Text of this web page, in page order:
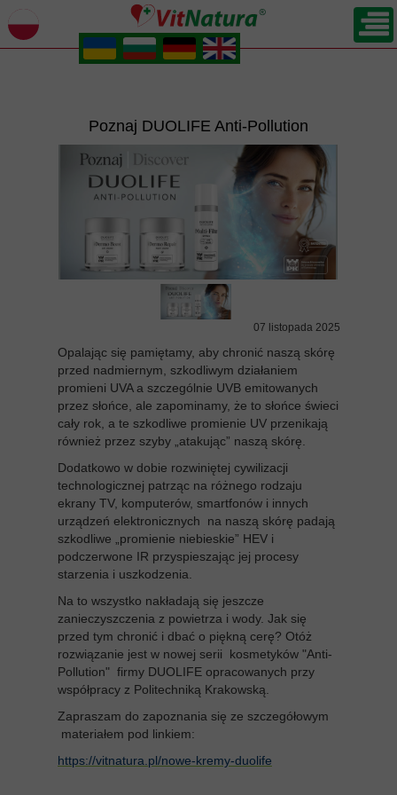
.
.
.
Poznaj DUOLIFE Anti-Pollution
07 listopada 2025
Opalając się pamiętamy, aby chronić naszą skórę
przed nadmiernym, szkodliwym działaniem
promieni UVA a szczególnie UVB emitowanych
przez słońce, ale zapominamy, że to słońce świeci
cały rok, a te szkodliwe promienie UV przenikają
również przez szyby „atakując” naszą skórę.
Dodatkowo w dobie rozwiniętej cywilizacji
technologicznej patrząc na różnego rodzaju
ekrany TV, komputerów, smartfonów i innych
urządzeń elektronicznych na naszą skórę padają
szkodliwe „promienie niebieskie” HEV i
podczerwone IR przyspieszając jej procesy
starzenia i uszkodzenia.
Na to wszystko nakładają się jeszcze
zanieczyszczenia z powietrza i wody. Jak się
przed tym chronić i dbać o piękną cerę? Otóż
rozwiązanie jest w nowej serii kosmetyków "Anti-
Pollution" firmy DUOLIFE opracowanych przy
współpracy z Politechniką Krakowską.
Zapraszam do zapoznania się ze szczegółowym
materiałem pod linkiem:
https://vitnatura.pl/nowe-kremy-duolife